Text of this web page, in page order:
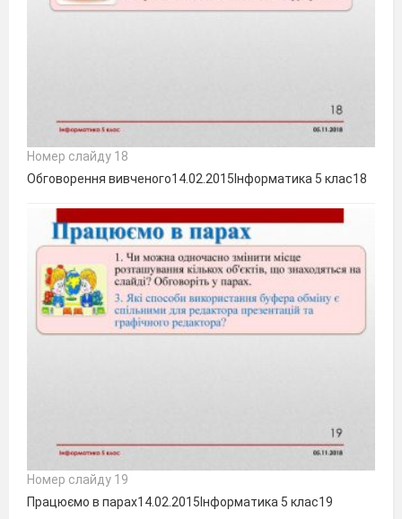
Номер слайду 18
Обговорення вивченого14.02.2015Інформатика 5 клас18
Номер слайду 19
Працюємо в парах14.02.2015Інформатика 5 клас19